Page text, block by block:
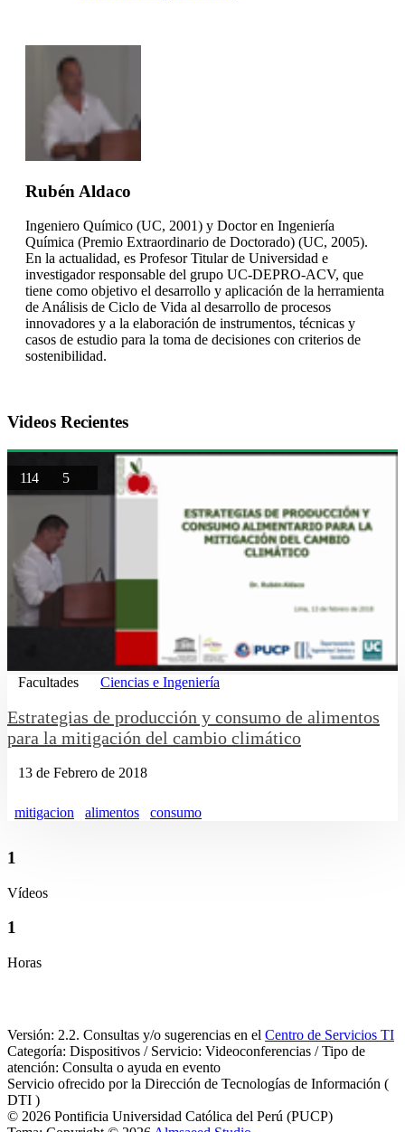
Rubén Aldaco
Ingeniero Químico (UC, 2001) y Doctor en Ingeniería
Química (Premio Extraordinario de Doctorado) (UC, 2005).
En la actualidad, es Profesor Titular de Universidad e
investigador responsable del grupo UC-DEPRO-ACV, que
tiene como objetivo el desarrollo y aplicación de la herramienta
de Análisis de Ciclo de Vida al desarrollo de procesos
innovadores y a la elaboración de instrumentos, técnicas y
casos de estudio para la toma de decisiones con criterios de
sostenibilidad.
Videos Recientes
114 5
Facultades Ciencias e Ingeniería
Estrategias de producción y consumo de alimentos
para la mitigación del cambio climático
13 de Febrero de 2018
mitigacion alimentos consumo
1
Vídeos
1
Horas
Versión: 2.2. Consultas y/o sugerencias en el Centro de Servicios TI
Categoría: Dispositivos / Servicio: Videoconferencias / Tipo de
atención: Consulta o ayuda en evento
Servicio ofrecido por la Dirección de Tecnologías de Información (
DTI )
© 2026 Pontificia Universidad Católica del Perú (PUCP)